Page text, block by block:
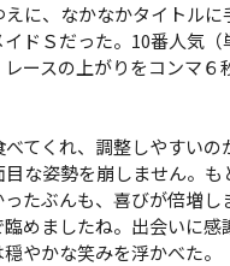
に、なかなかタイトル
ドＳだった。10番人気
ースの上がりをコンマ
べてくれ、調整しやすい
な姿勢を崩しません。
たぶんも、喜びが倍増
めましたね。出会いに感
やかな笑みを浮かべた。